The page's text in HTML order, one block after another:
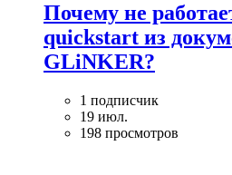
Почему не
quickstart из
GLiNKER?
1 подписчик
19 июл.
198 просмотров